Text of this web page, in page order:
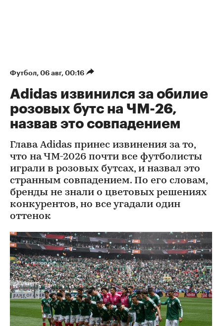
Футбол⁠, 06 авг, 00:16
Adidas извинился за обилие
розовых бутс на ЧМ-26,
назвав это совпадением
Глава Adidas принес извинения за то,
что на ЧМ-2026 почти все футболисты
играли в розовых бутсах, и назвал это
странным совпадением. По его словам,
бренды не знали о цветовых решениях
конкурентов, но все угадали один
оттенок